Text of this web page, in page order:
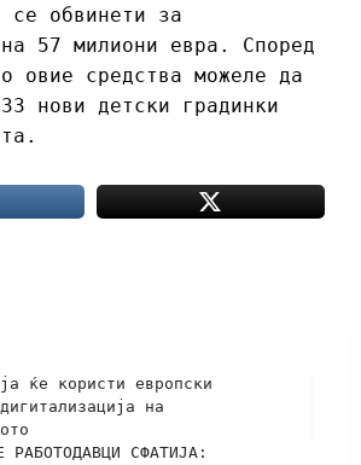
се обвинети за
на 57 милиони евра. Според
овие средства можеле да
нови детски градинки
ќе користи европски
на
РАБОТОДАВЦИ СФАТИЈА: